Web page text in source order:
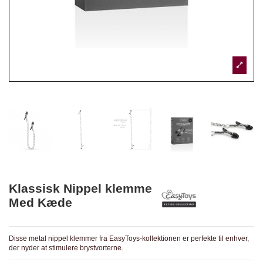
Klassisk Nippel klemme
Med Kæde
Disse metal nippel klemmer fra EasyToys-kollektionen er perfekte til enhver,
der nyder at stimulere brystvorterne.